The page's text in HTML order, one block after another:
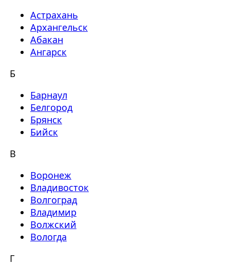
Астрахань
Архангельск
Абакан
Ангарск
Б
Барнаул
Белгород
Брянск
Бийск
В
Воронеж
Владивосток
Волгоград
Владимир
Волжский
Вологда
Г